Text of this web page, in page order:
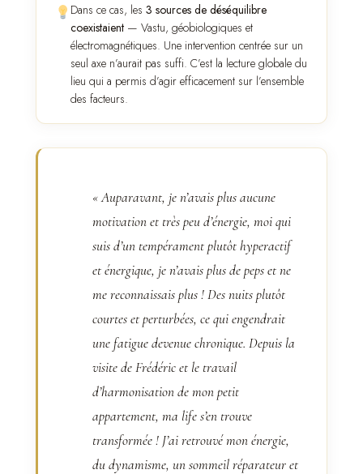
Dans ce cas, les3 sources de déséquilibre
coexistaient — Vastu, géobiologiques et
électromagnétiques. Une intervention centrée sur un
seul axe n’aurait pas suffi. C’est la lecture globale du
lieu qui a permis d’agir efficacement sur l’ensemble
des facteurs.
« Auparavant, je n’avais plus aucune
motivation et très peu d’énergie, moi qui
suis d’un tempérament plutôt hyperactif
et énergique, je n’avais plus de peps et ne
me reconnaissais plus ! Des nuits plutôt
courtes et perturbées, ce qui engendrait
une fatigue devenue chronique. Depuis la
visite de Frédéric et le travail
d’harmonisation de mon petit
appartement, ma life s’en trouve
transformée ! J’ai retrouvé mon énergie,
du dynamisme, un sommeil réparateur et